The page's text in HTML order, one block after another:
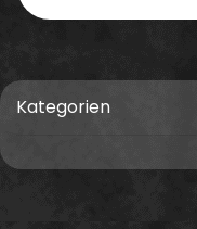
Kategorien